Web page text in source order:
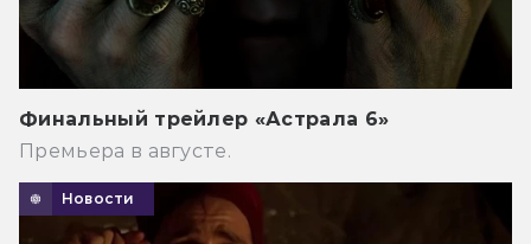
Финальный трейлер «Астрала 6»
Премьера в августе.
Новости